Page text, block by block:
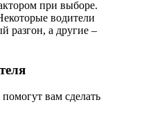
при выборе.
водители
разгон, а другие –
вам сделать